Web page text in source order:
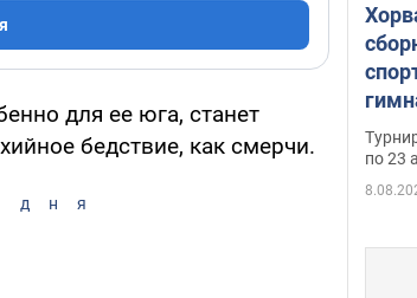
для ее юга, станет
бедствие, как смерчи.
дня
на
по 23